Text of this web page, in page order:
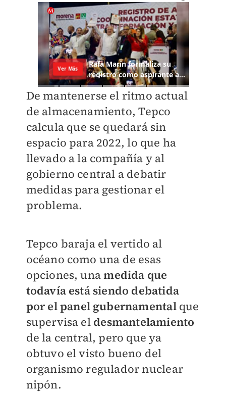
De mantenerse el ritmo actual
de almacenamiento, Tepco
calcula que se quedará sin
espacio para 2022, lo que ha
llevado a la compañía y al
gobierno central a debatir
medidas para gestionar el
problema.
Tepco baraja el vertido al
océano como una de esas
opciones, unamedida que
todavía está siendo debatida
por el panel gubernamental que
supervisa el desmantelamiento
de la central, pero que ya
obtuvo el visto bueno del
organismo regulador nuclear
nipón.